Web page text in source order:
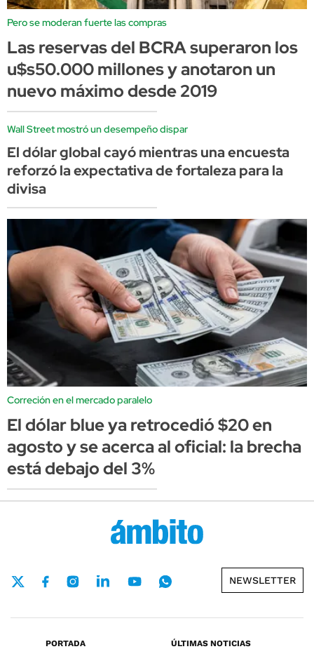
Pero se moderan fuerte las compras
Las reservas del BCRA superaron los
u$s50.000 millones y anotaron un
nuevo máximo desde 2019
Wall Street mostró un desempeño dispar
El dólar global cayó mientras una encuesta
reforzó la expectativa de fortaleza para la
divisa
Correción en el mercado paralelo
El dólar blue ya retrocedió $20 en
agosto y se acerca al oficial: la brecha
está debajo del 3%
NEWSLETTER
PORTADA
ÚLTIMAS NOTICIAS